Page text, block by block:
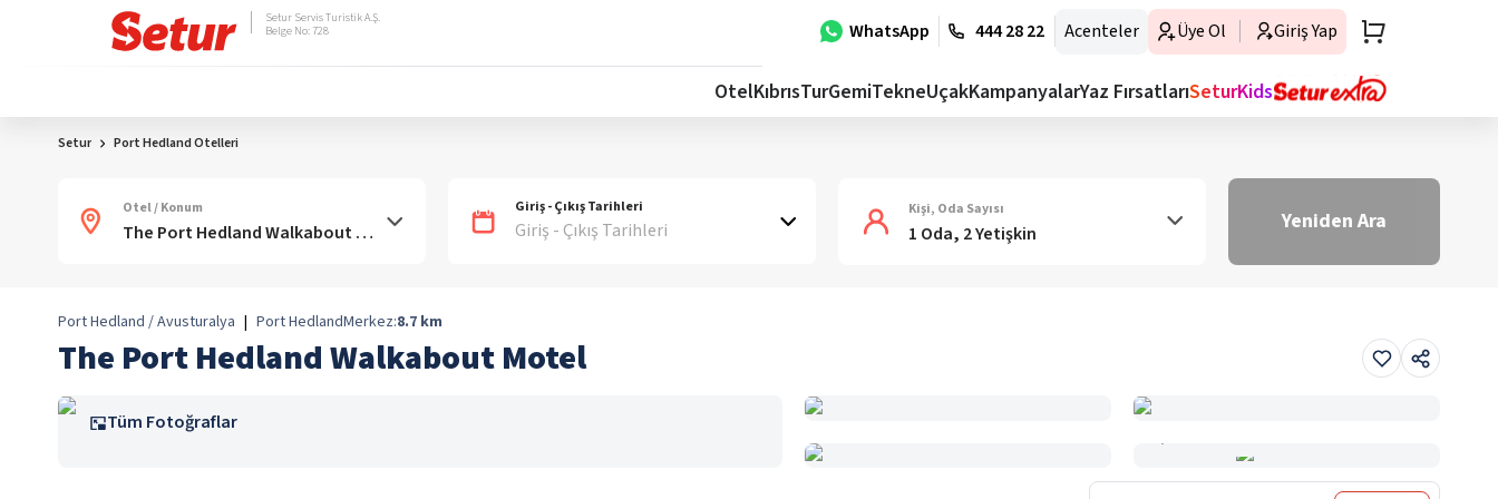
WhatsApp 444 28 22 Acenteler Üye Ol Giriş Yap
Setur Servis Turistik A.Ş.
Belge No: 728
OtelKıbrısTurGemiTekneUçakKampanyalarYaz FırsatlarıSeturKids
Setur Port Hedland Otelleri
Otel / Konum Giriş - Çıkış Tarihleri
Giriş - Çıkış Tarihleri
Kişi, Oda Sayısı
1 Oda, 2 Yetişkin Yeniden Ara
Port Hedland / Avusturalya | Port HedlandMerkez:8.7 km
The Port Hedland Walkabout Motel
Tüm Fotoğraflar